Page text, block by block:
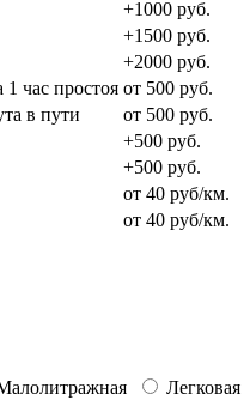
+1000 руб.
+1500 руб.
+2000 руб.
час простоя от 500 руб.
в пути
от 500 руб.
+500 руб.
+500 руб.
от 40 руб/км.
от 40 руб/км.
Легковая